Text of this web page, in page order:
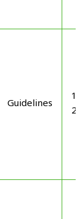
Guidelines